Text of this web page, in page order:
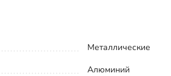
Металлические
Алюминий